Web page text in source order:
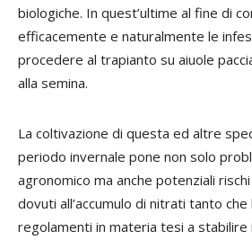
biologiche. In quest’ultime al fine di
efficacemente e naturalmente le
procedere al trapianto su aiuole
alla semina.
La coltivazione di questa ed altre
periodo invernale pone non solo
agronomico ma anche potenziali
dovuti all’accumulo di nitrati tanto che
regolamenti in materia tesi a stabilire